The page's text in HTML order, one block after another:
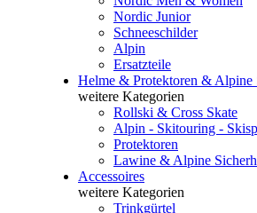
Nordic Junior
Schneeschilder
Alpin
Ersatzteile
Helme & Protektoren & Alpine
weitere Kategorien
Rollski & Cross Skate
Alpin - Skitouring -
Protektoren
Lawine & Alpine
Accessoires
weitere Kategorien
Trinkgürtel